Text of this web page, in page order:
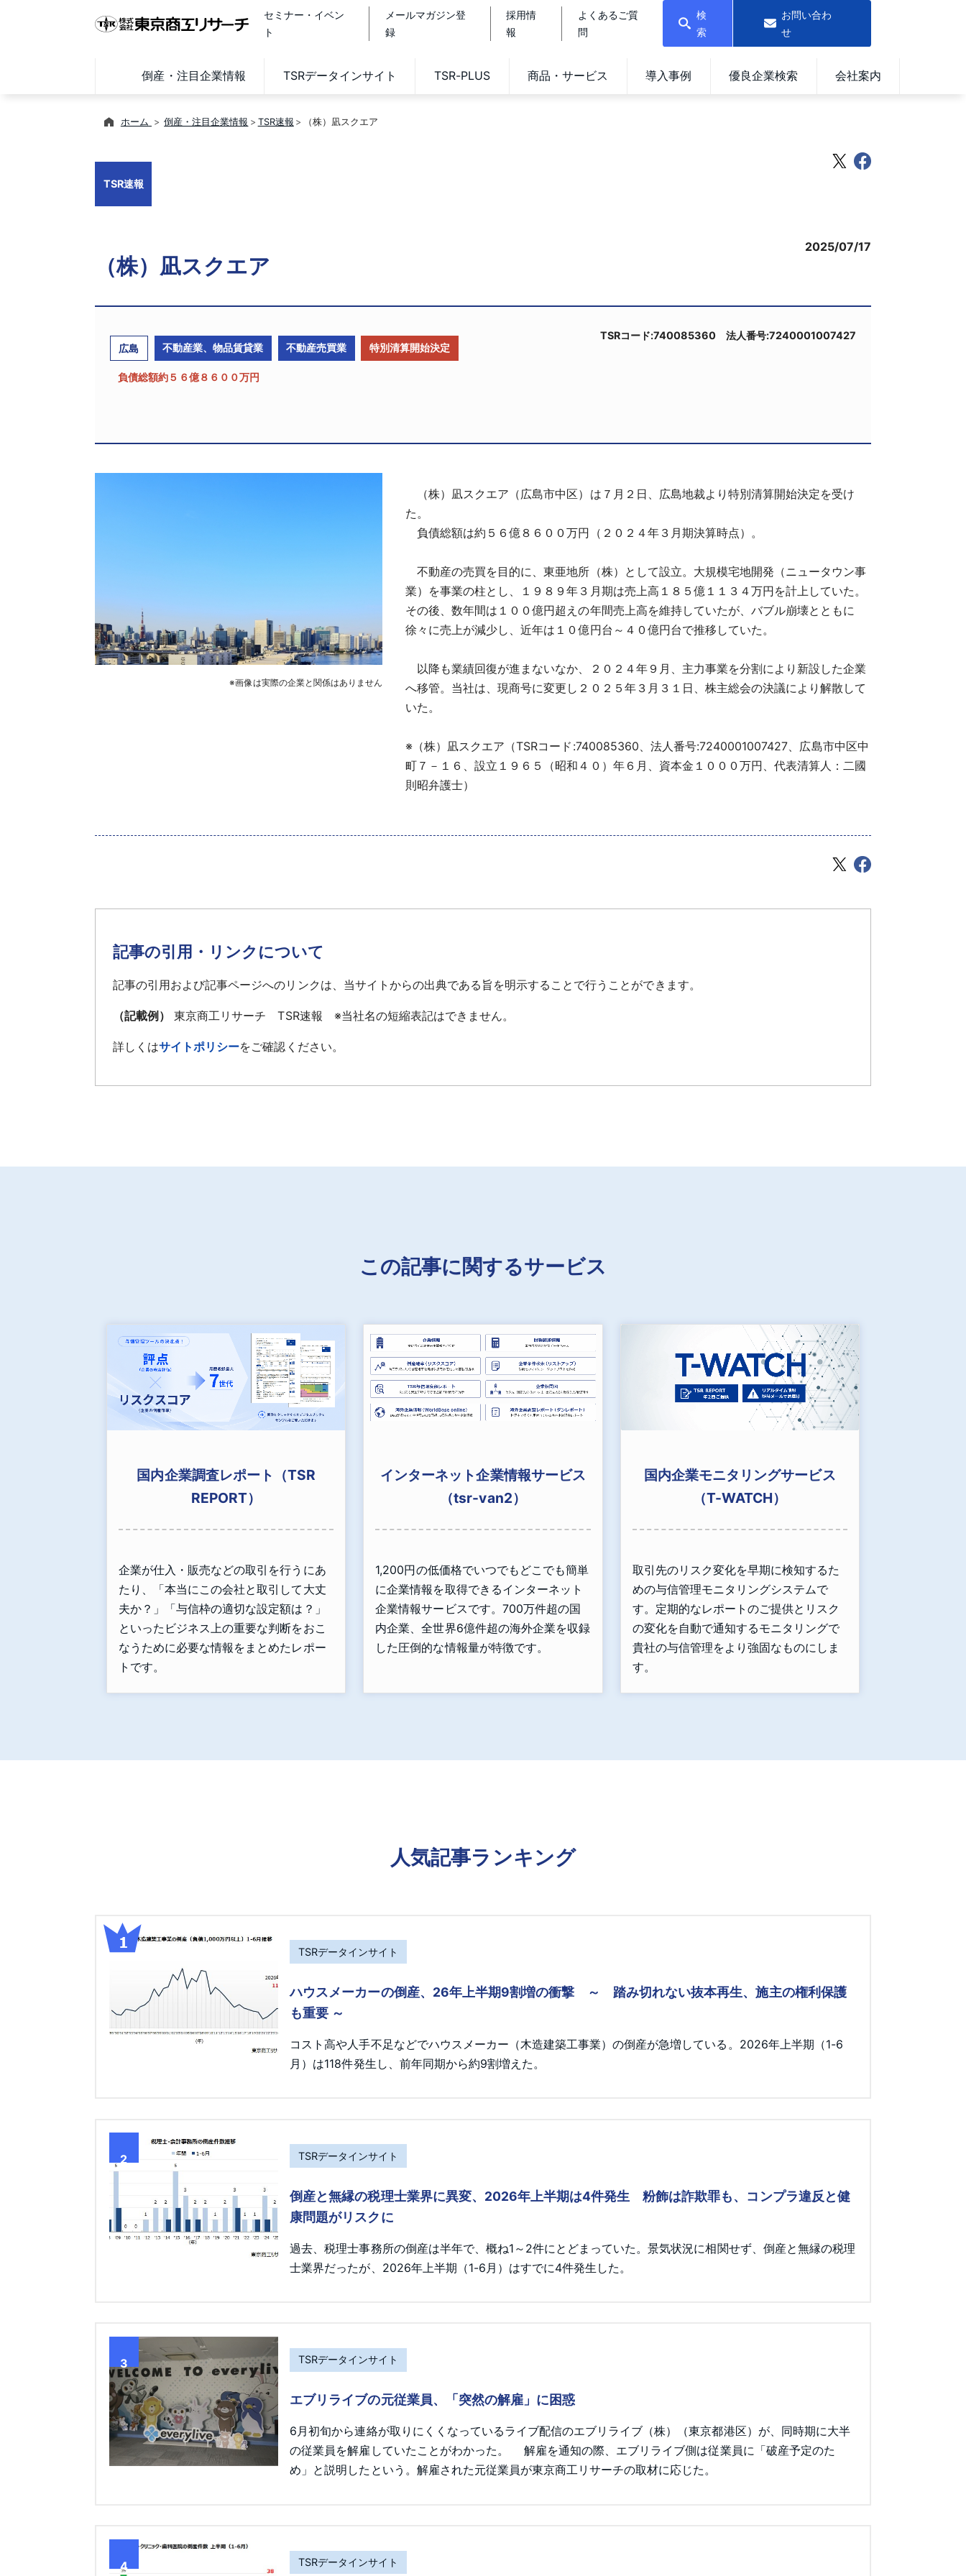
セミナー・イベン
ト
メールマガジン登
録
採用情
報
よくあるご質
問
検
索
お問い合わ
せ
倒産・注目企業情報 TSRデータインサイト TSR-PLUS 商品・サービス 導入事例 優良企業検索 会社案内
ホーム 倒産・注目企業情報 TSR速報 （株）凪スクエア
TSR速報
（株）凪スクエア
2025/07/17
広島 不動産業、物品賃貸業 不動産売買業 特別清算開始決定
負債総額約５６億８６００万円
TSRコード:740085360 法人番号:7240001007427
※画像は実際の企業と関係はありません
（株）凪スクエア（広島市中区）は７月２日、広島地裁より特別清算開始決定を受け
た。
負債総額は約５６億８６００万円（２０２４年３月期決算時点）。
不動産の売買を目的に、東亜地所（株）として設立。大規模宅地開発（ニュータウン事
業）を事業の柱とし、１９８９年３月期は売上高１８５億１１３４万円を計上していた。
その後、数年間は１００億円超えの年間売上高を維持していたが、バブル崩壊とともに
徐々に売上が減少し、近年は１０億円台～４０億円台で推移していた。
以降も業績回復が進まないなか、２０２４年９月、主力事業を分割により新設した企業
へ移管。当社は、現商号に変更し２０２５年３月３１日、株主総会の決議により解散して
いた。
※（株）凪スクエア（TSRコード:740085360、法人番号:7240001007427、広島市中区中
町７－１６、設立１９６５（昭和４０）年６月、資本金１０００万円、代表清算人：二國
則昭弁護士）
記事の引用・リンクについて
記事の引用および記事ページへのリンクは、当サイトからの出典である旨を明示することで行うことができます。
（記載例） 東京商工リサーチ TSR速報 ※当社名の短縮表記はできません。
詳しくはサイトポリシーをご確認ください。
この記事に関するサービス
国内企業調査レポート（TSR
REPORT）
企業が仕入・販売などの取引を行うにあ
たり、「本当にこの会社と取引して大丈
夫か？」「与信枠の適切な設定額は？」
といったビジネス上の重要な判断をおこ
なうために必要な情報をまとめたレポー
トです。
インターネット企業情報サービス
（tsr-van2）
1,200円の低価格でいつでもどこでも簡単
に企業情報を取得できるインターネット
企業情報サービスです。700万件超の国
内企業、全世界6億件超の海外企業を収録
した圧倒的な情報量が特徴です。
国内企業モニタリングサービス
（T-WATCH）
取引先のリスク変化を早期に検知するた
めの与信管理モニタリングシステムで
す。定期的なレポートのご提供とリスク
の変化を自動で通知するモニタリングで
貴社の与信管理をより強固なものにしま
す。
人気記事ランキング
TSRデータインサイト
ハウスメーカーの倒産、26年上半期9割増の衝撃 ～ 踏み切れない抜本再生、施主の権利保護
も重要 ～
コスト高や人手不足などでハウスメーカー（木造建築工事業）の倒産が急増している。2026年上半期（1-6
月）は118件発生し、前年同期から約9割増えた。
2 TSRデータインサイト
倒産と無縁の税理士業界に異変、2026年上半期は4件発生 粉飾は詐欺罪も、コンプラ違反と健
康問題がリスクに
過去、税理士事務所の倒産は半年で、概ね1～2件にとどまっていた。景気状況に相関せず、倒産と無縁の税理
士業界だったが、2026年上半期（1-6月）はすでに4件発生した。
3 TSRデータインサイト
エブリライブの元従業員、「突然の解雇」に困惑
6月初旬から連絡が取りにくくなっているライブ配信のエブリライブ（株）（東京都港区）が、同時期に大半
の従業員を解雇していたことがわかった。 解雇を通知の際、エブリライブ側は従業員に「破産予定のた
め」と説明したという。解雇された元従業員が東京商工リサーチの取材に応じた。
4 TSRデータインサイト